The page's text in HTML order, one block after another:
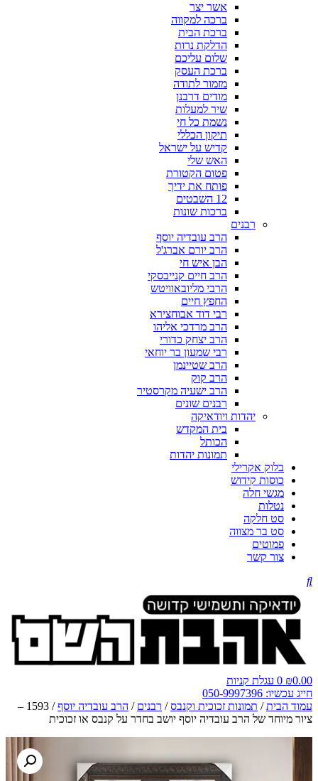
אשר יצר
ברכה למקווה
ברכת הבית
הדלקת נרות
שלום עליכם
ברכת העסק
מזמור לתודה
מודים דרבנן
שיר למעלות
נשמת כל חי
תיקון הכללי
קדיש על ישראל
האש שלי
פטום הקטורת
פותח את ידיך
12 השבטים
ברכות שונות
רבנים
הרב עובדיה יוסף
הרב יורם אברג'ל
הבן איש חי
הרב חיים קנייבסקי
הרבי מליובאוויטש
החפץ חיים
רבי דוד אבוחצירא
הרב מרדכי אליהו
הרב יצחק כדורי
רבי שמעון בר יוחאי
הרב שטיינמן
הרב קוק
הרב ישעיה מקרסטיר
רבנים שונים
יהדות ויודאיקה
בית המקדש
הכותל
תמונות יהדות
בלוק אקרילי
כוסות קידוש
מגשי חלה
נטלות
סט חלקה
סט בר מצווה
פמוטים
צור קשר
₪0.00
0 עגלת קניות
חייג עכשיו: 050-9997396
עמוד הבית/ תמונות זכוכית וקנבס/ רבנים / הרב עובדיה יוסף
/ 1593 –
ציור מיוחד של הרב עובדיה יוסף יושב בחדר על קנבס או זכוכית